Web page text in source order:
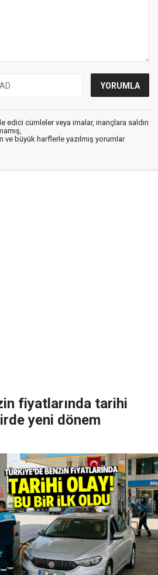
edici cümleler veya imalar, inançlara saldırı
ve büyük harflerle yazılmış yorumlar
fiyatlarında tarihi
yeni dönem